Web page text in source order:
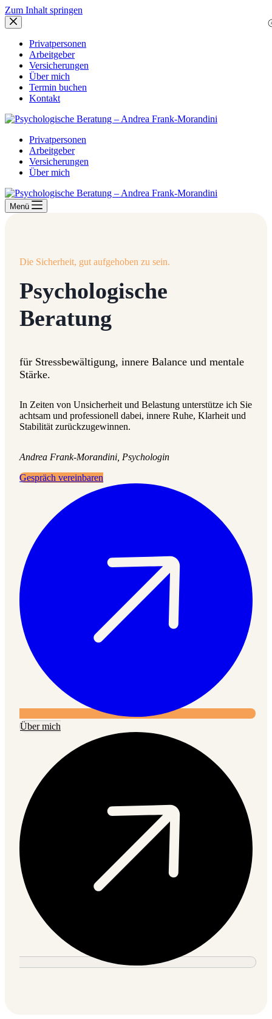
Zum Inhalt springen
Privatpersonen
Arbeitgeber
Versicherungen
Über mich
Termin buchen
Kontakt
Privatpersonen
Arbeitgeber
Versicherungen
Über mich
Menü
Die Sicherheit, gut aufgehoben zu sein.
Psychologische
Beratung
für Stressbewältigung, innere Balance und mentale
Stärke.
In Zeiten von Unsicherheit und Belastung unterstütze ich Sie
achtsam und professionell dabei, innere Ruhe, Klarheit und
Stabilität zurückzugewinnen.
Andrea Frank-Morandini, Psychologin
Gespräch vereinbaren
Über mich